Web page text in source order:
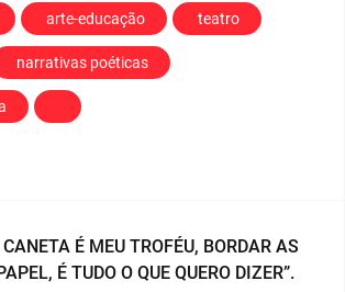
arte-educação teatro
narrativas poéticas
É MEU TROFÉU, BORDAR AS
É TUDO O QUE QUERO DIZER”.